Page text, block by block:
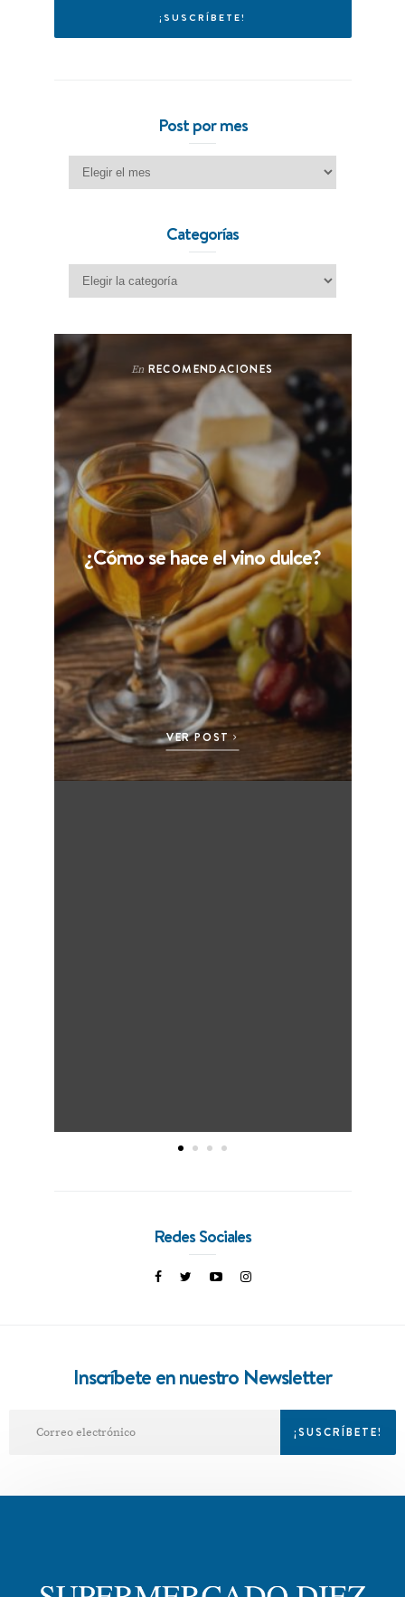
Post por mes
Post por mes
Categorías
Categorías
En RECOMENDACIONES
¿Cómo se hace el vino dulce?
VER POST
Redes Sociales
Inscríbete en nuestro Newsletter